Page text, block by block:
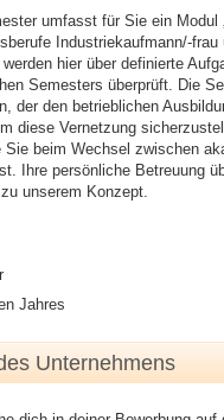
umfasst für Sie ein Modul
Industriekaufmann/-
werden hier über definierte
Semesters überprüft. Die
der den betrieblichen
diese Vernetzung
Sie beim Wechsel zwischen
Ihre persönliche Betreuung
unserem Konzept.
Jahres
Unternehmens